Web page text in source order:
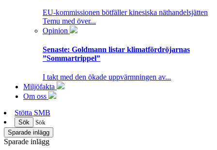
EU-kommissionen bötfäller kinesiska näthandelsjätten
Temu med över...
Opinion
Senaste: Goldmann listar klimatfördröjarnas
”Sommartrippel”
I takt med den ökade uppvärmningen av...
Miljöfakta
Om oss
Stötta SMB
Sök
Sök
Sparade inlägg
Sparade inlägg